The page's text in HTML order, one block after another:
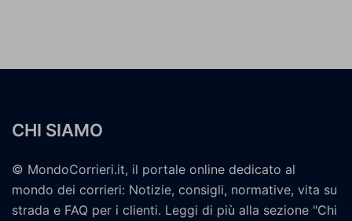
CHI SIAMO
© MondoCorrieri.it, il portale online dedicato al
mondo dei corrieri: Notizie, consigli, normative, vita su
strada e FAQ per i clienti. Leggi di più alla sezione "Chi